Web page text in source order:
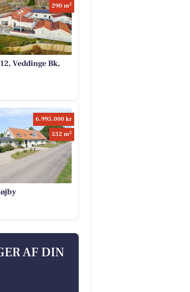
290 m2
Veddinge Bk,
6.995.000 kr
532 m2
AF DIN